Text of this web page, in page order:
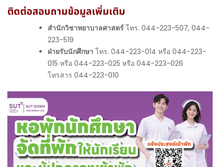
ติดต่อสอบถามข้อมูลเพิ่มเติม
สำนักวิชาพยาบาลศาสตร์ โทร. 044-223-507, 044-
223-519
ฝ่ายรับนักศึกษา โทร. 044-223-014 หรือ 044-223-
015 หรือ 044-223-025 หรือ 044-223-026
โทรสาร 044-223-010